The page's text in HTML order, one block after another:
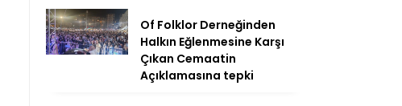
Of Folklor Derneğinden
Halkın Eğlenmesine Karşı
Çıkan Cemaatin
Açıklamasına tepki